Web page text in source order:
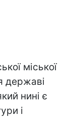
міської
державі
нині є
і